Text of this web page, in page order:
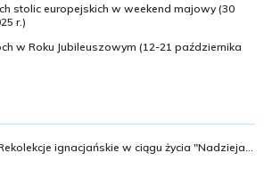
stolic europejskich w weekend majowy (30
r.)
w Roku Jubileuszowym (12-21 października
ignacjańskie w ciągu życia "Nadzieja...